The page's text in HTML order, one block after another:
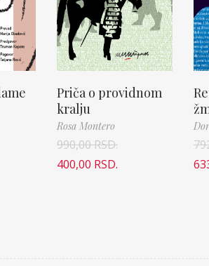
Priča o providnom
kralju
Rosa Montero
990,00RSD.
400,00 RSD.